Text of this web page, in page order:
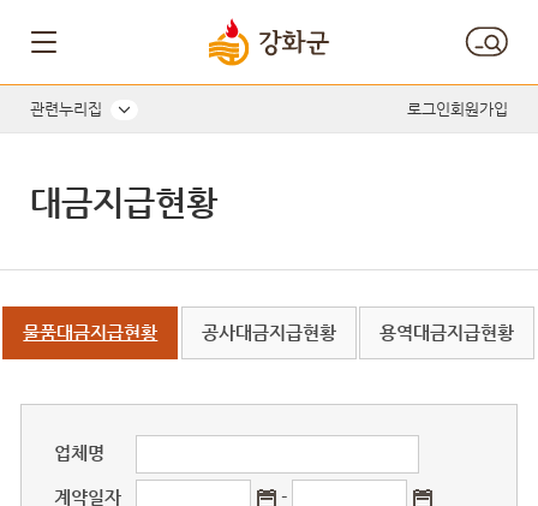
관련누리집 로그인회원가입
대금지급현황
물품대금지급현황 공사대금지급현황 용역대금지급현황
업체명
계약일자 -